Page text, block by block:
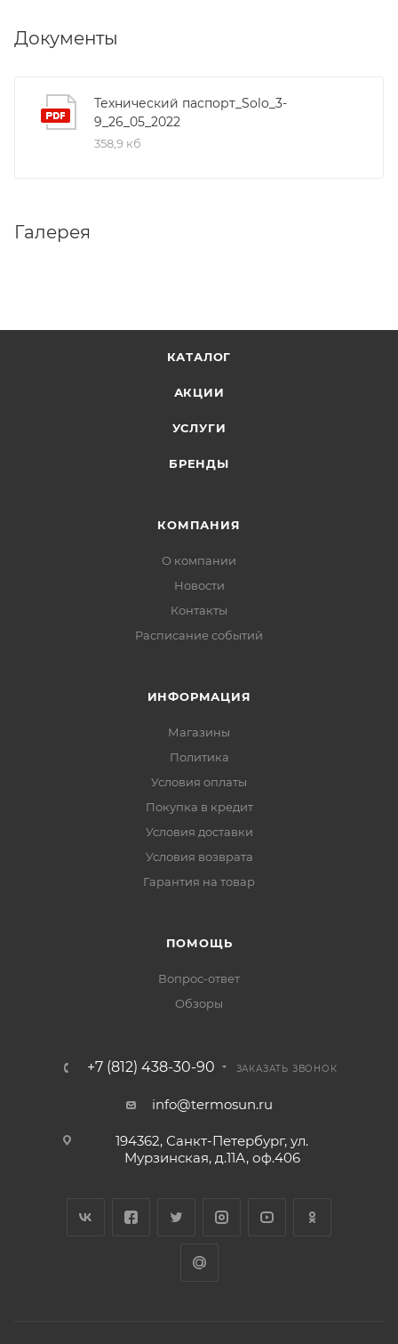
Документы
Технический паспорт_Solo_3-
9_26_05_2022
358,9 кб
Галерея
КАТАЛОГ
АКЦИИ
УСЛУГИ
БРЕНДЫ
КОМПАНИЯ
О компании
Новости
Контакты
Расписание событий
ИНФОРМАЦИЯ
Магазины
Политика
Условия оплаты
Покупка в кредит
Условия доставки
Условия возврата
Гарантия на товар
ПОМОЩЬ
Вопрос-ответ
Обзоры
+7 (812) 438-30-90 ЗАКАЗАТЬ ЗВОНОК
info@termosun.ru
194362, Санкт-Петербург, ул.
Мурзинская, д.11А, оф.406